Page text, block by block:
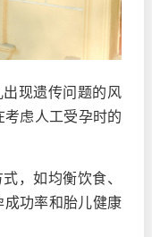
现遗传问题的风
虑人工受孕时的
，如均衡饮食、
功率和胎儿健康